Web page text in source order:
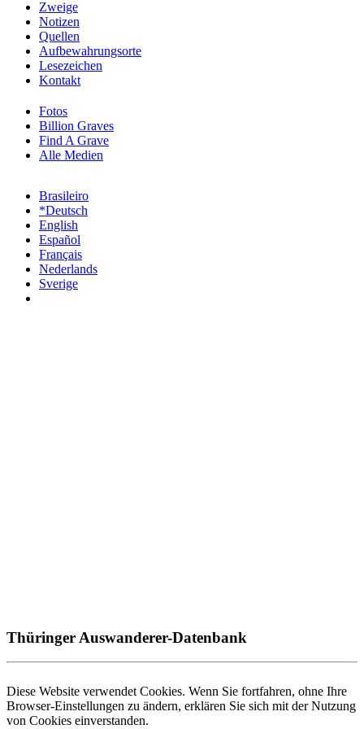
Fotos
Billion Graves
Find A Grave
Alle Medien
Zweige
Notizen
Quellen
Aufbewahrungsorte
Lesezeichen
Kontakt
Brasileiro
*Deutsch
English
Español
Français
Nederlands
Sverige
Thüringer Auswanderer-Datenbank
Diese Website verwendet Cookies. Wenn Sie fortfahren, ohne Ihre
Browser-Einstellungen zu ändern, erklären Sie sich mit der Nutzung
von Cookies einverstanden.